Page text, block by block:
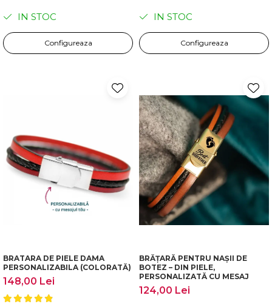
IN STOC
Configureaza
IN STOC
Configureaza
BRATARA DE PIELE DAMA
PERSONALIZABILA (COLORATĂ)
148,00 Lei
BRĂȚARĂ PENTRU NAȘII DE
BOTEZ – DIN PIELE,
PERSONALIZATĂ CU MESAJ
124,00 Lei